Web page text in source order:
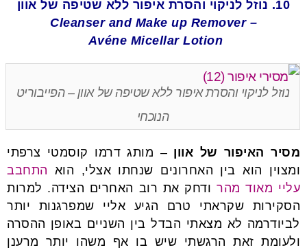
10. נוזל לניקוי והסרת איפור ללא שטיפה של אוון
Cleanser and Make up Remover–
Avéne Micellar Lotion
נוזל לניקוי והסרת איפור ללא שטיפה של אוון – הפייבוריט
הנוכחי
מסיר האיפור של אוון – מותג דרמו קוסמטי צרפתי
ומצוין הוא בין האחרונים שנחתו אצלי, הוא התחבב
עליי מאוד מהרודחק את רוב האחרים הצידה. למרות
הסקירות שקראתי טרם הגיע אליי שמפרגנות יותר
לביודרמה לא מצאתי הבדל בין השניים באופן ההסרה
ולעומת זאת הרגשתי שיש בו אף משהו יותר מרענן